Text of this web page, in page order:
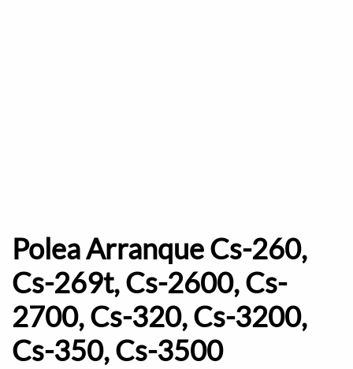
Polea Arranque Cs-260,
Cs-269t, Cs-2600, Cs-
2700, Cs-320, Cs-3200,
Cs-350, Cs-3500